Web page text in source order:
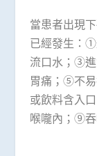
當患者出現
已經發生：
流口水；③
胃痛；⑤不
或飲料含入
喉嚨內；⑨吞